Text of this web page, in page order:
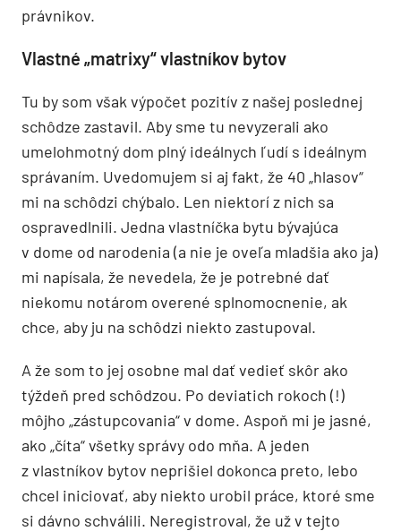
právnikov.
Vlastné „matrixy“ vlastníkov bytov
Tu by som však výpočet pozitív z našej poslednej
schôdze zastavil. Aby sme tu nevyzerali ako
umelohmotný dom plný ideálnych ľudí s ideálnym
správaním. Uvedomujem si aj fakt, že 40 „hlasov“
mi na schôdzi chýbalo. Len niektorí z nich sa
ospravedlnili. Jedna vlastníčka bytu bývajúca
v dome od narodenia (a nie je oveľa mladšia ako ja)
mi napísala, že nevedela, že je potrebné dať
niekomu notárom overené splnomocnenie, ak
chce, aby ju na schôdzi niekto zastupoval.
A že som to jej osobne mal dať vedieť skôr ako
týždeň pred schôdzou. Po deviatich rokoch (!)
môjho „zástupcovania“ v dome. Aspoň mi je jasné,
ako „číta“ všetky správy odo mňa. A jeden
z vlastníkov bytov neprišiel dokonca preto, lebo
chcel iniciovať, aby niekto urobil práce, ktoré sme
si dávno schválili. Neregistroval, že už v tejto